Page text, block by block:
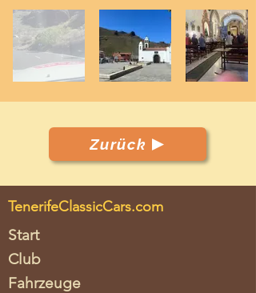
Zurück
TenerifeClassicCars.com
Start
Club
Fahrzeuge